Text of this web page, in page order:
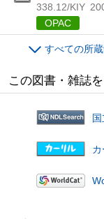
338.12/KIY
OPAC
すべての所
この図書・雑誌